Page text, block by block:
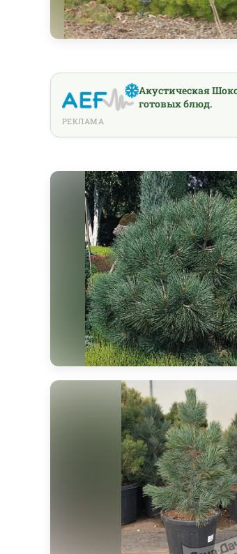
Акустическая
готовых блюд.
РЕКЛАМА